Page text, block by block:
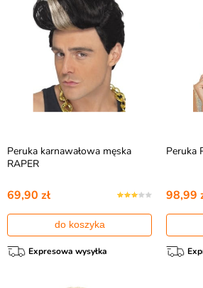
Peruka karnawałowa męska
RAPER
69,90 zł
do koszyka
Expresowa wysyłka
Peruka
98,99